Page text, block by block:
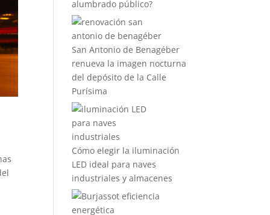
alumbrado público?
San Antonio de Benagéber
renueva la imagen nocturna
del depósito de la Calle
Purísima
Cómo elegir la iluminación
LED ideal para naves
industriales y almacenes